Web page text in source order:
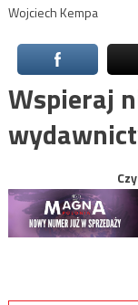
Wojciech Kempa
Wspieraj